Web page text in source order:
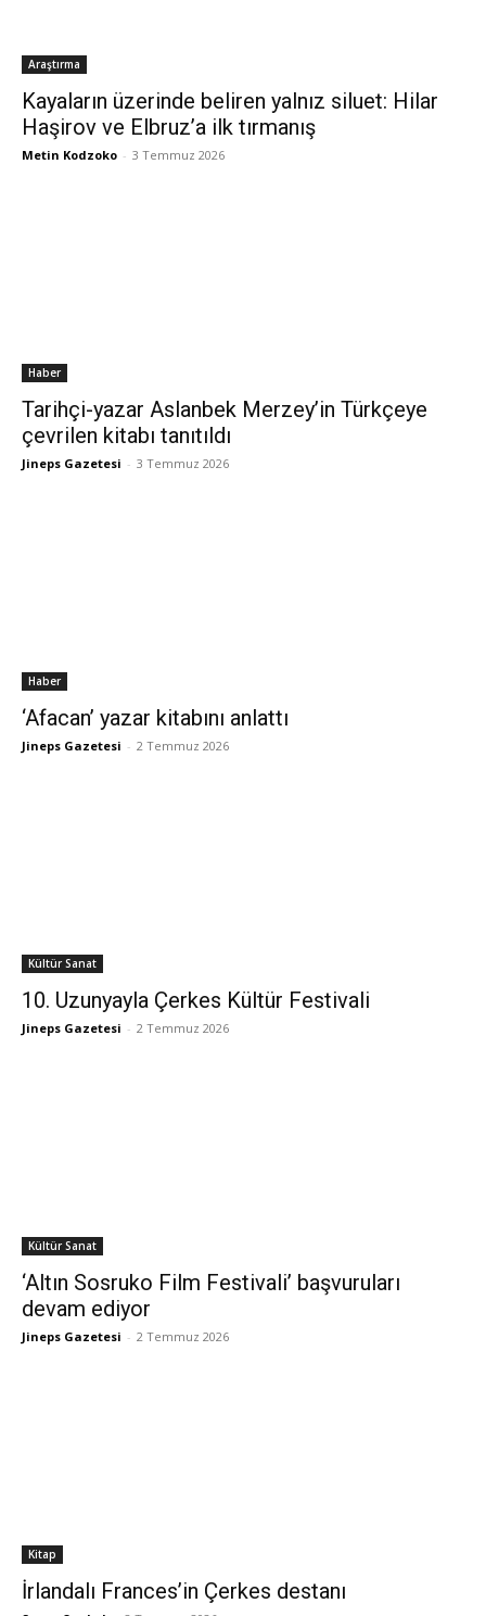
Araştırma
Kayaların üzerinde beliren yalnız siluet: Hilar
Haşirov ve Elbruz’a ilk tırmanış
Metin Kodzoko - 3 Temmuz 2026
Haber
Tarihçi-yazar Aslanbek Merzey’in Türkçeye
çevrilen kitabı tanıtıldı
Jineps Gazetesi - 3 Temmuz 2026
Haber
‘Afacan’ yazar kitabını anlattı
Jineps Gazetesi - 2 Temmuz 2026
Kültür Sanat
10. Uzunyayla Çerkes Kültür Festivali
Jineps Gazetesi - 2 Temmuz 2026
Kültür Sanat
‘Altın Sosruko Film Festivali’ başvuruları
devam ediyor
Jineps Gazetesi - 2 Temmuz 2026
Kitap
İrlandalı Frances’in Çerkes destanı